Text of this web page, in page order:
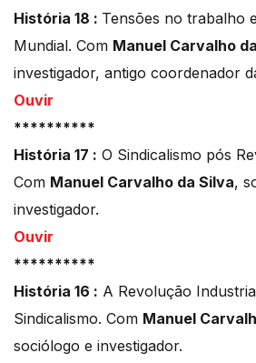
História 18 : Tensões no trabalho
Mundial. Com Manuel Carvalho
investigador, antigo coordenador
Ouvir
**********
História 17 : O Sindicalismo pós
Com Manuel Carvalho da Silva,
investigador.
Ouvir
**********
História 16 : A Revolução
Sindicalismo. Com Manuel
sociólogo e investigador.